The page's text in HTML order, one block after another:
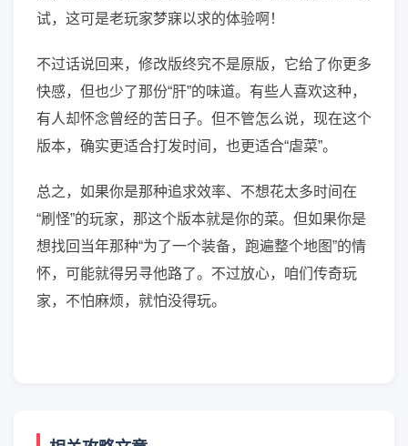
试，这可是老玩家梦寐以求的体验啊！
不过话说回来，修改版终究不是原版，它给了你更多
快感，但也少了那份“肝”的味道。有些人喜欢这种，
有人却怀念曾经的苦日子。但不管怎么说，现在这个
版本，确实更适合打发时间，也更适合“虐菜”。
总之，如果你是那种追求效率、不想花太多时间在
“刷怪”的玩家，那这个版本就是你的菜。但如果你是
想找回当年那种“为了一个装备，跑遍整个地图”的情
怀，可能就得另寻他路了。不过放心，咱们传奇玩
家，不怕麻烦，就怕没得玩。